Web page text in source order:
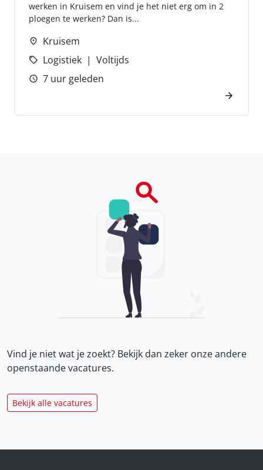
werken in Kruisem en vind je het niet erg om in 2
ploegen te werken? Dan is...
Kruisem
Logistiek
Voltijds
7 uur geleden
Vind je niet wat je zoekt? Bekijk dan zeker onzeandere
openstaande vacatures.
Bekijk alle vacatures